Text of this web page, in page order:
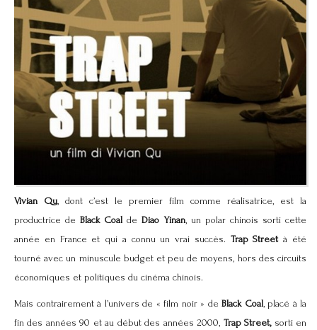
Vivian Qu, dont c’est le premier film comme réalisatrice, est la
productrice deBlack Coal deDiao Yinan, un polar chinois sorti cette
année en France et qui a connu un vrai succès. Trap Streetà été
tourné avec un minuscule budget et peu de moyens, hors des circuits
économiques et politiques du cinéma chinois.
Mais contrairement à l’univers de « film noir » de Black Coal, placé à la
fin des années 90 et au début des années 2000, Trap Street,sorti en